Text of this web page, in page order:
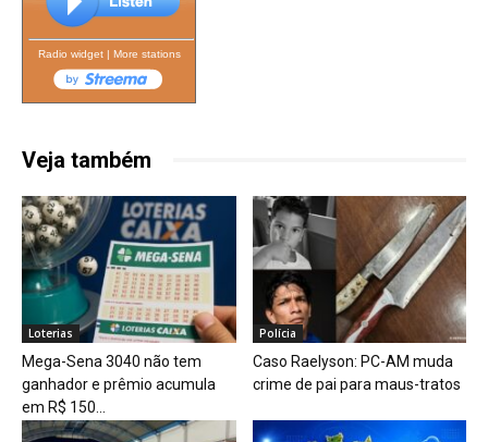
Radio widget| More stations
Veja também
Loterias
Mega-Sena 3040 não tem
ganhador e prêmio acumula
em R$ 150...
Polícia
Caso Raelyson: PC-AM muda
crime de pai para maus-tratos